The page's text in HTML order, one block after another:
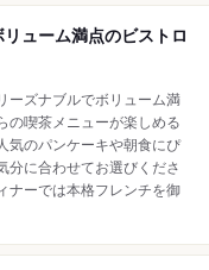
ューム満点のビストロ
ーズナブルでボリューム満
の喫茶メニューが楽しめる
気のパンケーキや朝食にぴ
分に合わせてお選びくださ
ナーでは本格フレンチを御